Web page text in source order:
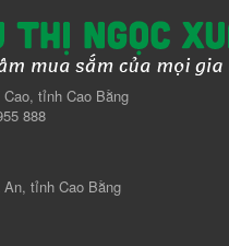
tỉnh Cao Bằng
888
tỉnh Cao Bằng